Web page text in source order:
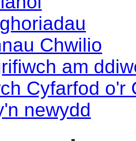
Chwilio
am
Cyfarfod o'r
newydd